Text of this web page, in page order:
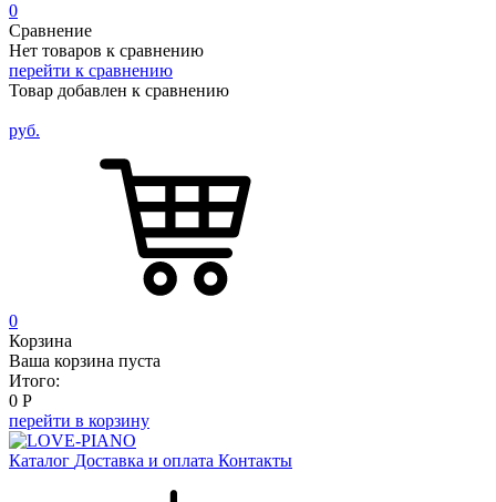
0
Сравнение
Нет товаров к сравнению
перейти к сравнению
Товар добавлен к сравнению
руб.
0
Корзина
Ваша корзина пуста
Итого:
0 Р
перейти в корзину
Каталог Доставка и оплата Контакты